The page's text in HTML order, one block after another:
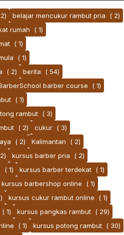
belajar mencukur rambut pria
( 2)
rumah
( 1)
( 1)
( 1)
( 2) berita
( 54)
barber course
( 1)
( 1)
rambut ( 3)
( 2) cukur ( 3)
( 2) Kalimantan
( 2)
kursus barber pria
( 2)
( 1) kursus barber terdekat ( 1)
kursus barbershop online
( 1)
kursus cukur rambut online
( 1)
( 1) kursus pangkas rambut ( 29)
( 1) kursus potong rambut ( 30)